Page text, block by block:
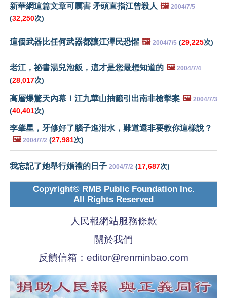
新華網這篇文章可厲害 矛頭直指江曾殺人 🖼️ 2004/7/5
(32,250次)
這個武器比任何武器都讓江澤民恐懼 🖼️ 2004/7/5 (29,225次)
老江，祕書湯兒泡飯，這才是您最想知道的 🖼️ 2004/7/4
(28,017次)
高層爆驚天內幕！江九華山抽籤引出南非槍擊案 🖼️ 2004/7/3
(40,401次)
李肇星，牙修好了腦子進泔水，難道還非要教你這樣說？
🖼️ 2004/7/2 (27,981次)
我忘記了她舉行婚禮的日子 2004/7/2 (17,687次)
Copyright© RMB Public Foundation Inc.
All Rights Reserved
人民報網站服務條款
關於我們
反饋信箱： editor@renminbao.com